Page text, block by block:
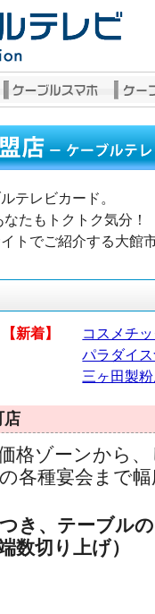
テレビカード。
たもトクトク気分！
トでご紹介する大館
【新着】
コスメチ
パラダイ
三ヶ田製
店
格ゾーンから
各種宴会まで
き、テーブル
数切り上げ）